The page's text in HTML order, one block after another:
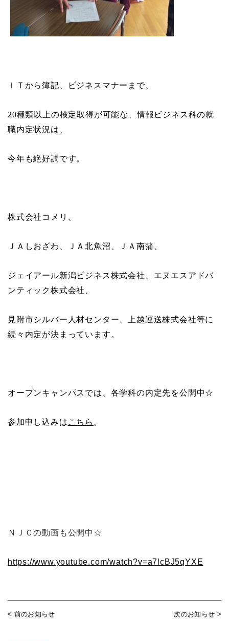
ＩＴから簿記、ビジネスマナーまで、
20種類以上の検定取得が可能な、情報ビジネス科の就
職内定状況は、
今年も絶好調です。
株式会社コメリ、
ＪＡしおざわ、ＪＡ北魚沼、ＪＡ南蒲、
ジェイアール新潟ビジネス株式会社、エヌエスアドバ
ンティック株式会社、
見附市シルバー人材センター、上越運送株式会社等に
続々内定が決まっています。
オープンキャンパスでは、各学科の内定先を公開中☆
参加申し込みは こちら 。
ＮＪＣの動画も公開中☆
https://www.youtube.com/watch?v=a7lcBJ5qYXE
< 前のお知らせ 次のお知らせ >